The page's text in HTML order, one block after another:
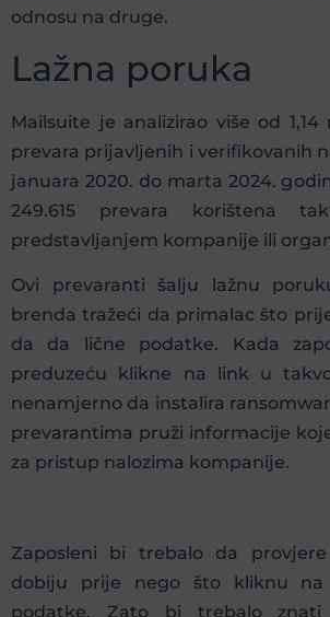
odnosu na druge.
Lažna poruka
Mailsuite je analizirao više od
prevara prijavljenih i verifikovanih
januara 2020. do marta 2024.
249.615 prevara korištena
predstavljanjem kompanije ili
Ovi prevaranti šalju lažnu
brenda tražeći da primalac što
da da lične podatke. Kada
preduzeću klikne na link u
nenamjerno da instalira
prevarantima pruži informacije
za pristup nalozima kompanije.
Zaposleni bi trebalo da
dobiju prije nego što kliknu
podatke. Zato bi trebalo znati